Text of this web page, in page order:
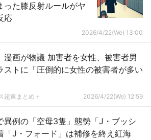
った膝反射ルールがヤ
応
2026/4/22(We) 13:00
漫画が物議 加害者を女性、被害者男
ストに「圧倒的に女性の被害者が多い
超速まとめ＋ 2026/4/22(We) 12:59
例の「空母3隻」態勢「J・ブッシ
「J・フォード」は補修を終え紅海